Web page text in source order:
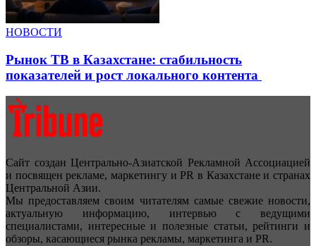
НОВОСТИ
Рынок ТВ в Казахстане: стабильность
показателей и рост локального контента
Сайт создан Центрально-Азиатской Рекламной Ассоциацией
и посвящен рекламе, маркетингу и PR в Казахстане и странах
Центральной Азии.
Мы предоставляем своим читателям самые свежие новости,
актуальную информацию, интервью с ведущими
специалистами, интересные и полезные статьи, рейтинги и
обзоры, касающиеся рынка рекламы, маркетинга и PR.